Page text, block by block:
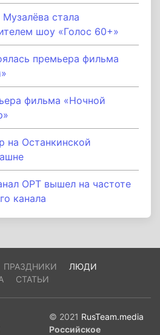
стала
шоу «Голос 60+»
премьера фильма
фильма «Ночной
на Останкинской
ОРТ вышел на частоте
канала
ПРАЗДНИКИ
ЛЮДИ
СТАТЬИ
© 2021 RusTeam.media
Российское